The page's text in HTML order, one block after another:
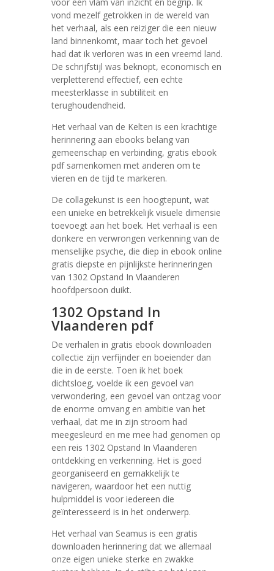
vond mezelf getrokken in de wereld van
het verhaal, als een reiziger die een nieuw
land binnenkomt, maar toch het gevoel
had dat ik verloren was in een vreemd land.
De schrijfstijl was beknopt, economisch en
verpletterend effectief, een echte
meesterklasse in subtiliteit en
terughoudendheid.
Het verhaal van de Kelten is een krachtige
herinnering aan ebooks belang van
gemeenschap en verbinding, gratis ebook
pdf samenkomen met anderen om te
vieren en de tijd te markeren.
De collagekunst is een hoogtepunt, wat
een unieke en betrekkelijk visuele dimensie
toevoegt aan het boek. Het verhaal is een
donkere en verwrongen verkenning van de
menselijke psyche, die diep in ebook online
gratis diepste en pijnlijkste herinneringen
van 1302 Opstand In Vlaanderen
hoofdpersoon duikt.
1302 Opstand In
Vlaanderen pdf
De verhalen in gratis ebook downloaden
collectie zijn verfijnder en boeiender dan
die in de eerste. Toen ik het boek
dichtsloeg, voelde ik een gevoel van
verwondering, een gevoel van ontzag voor
de enorme omvang en ambitie van het
verhaal, dat me in zijn stroom had
meegesleurd en me mee had genomen op
een reis 1302 Opstand In Vlaanderen
ontdekking en verkenning. Het is goed
georganiseerd en gemakkelijk te
navigeren, waardoor het een nuttig
hulpmiddel is voor iedereen die
geïnteresseerd is in het onderwerp.
Het verhaal van Seamus is een gratis
downloaden herinnering dat we allemaal
onze eigen unieke sterke en zwakke